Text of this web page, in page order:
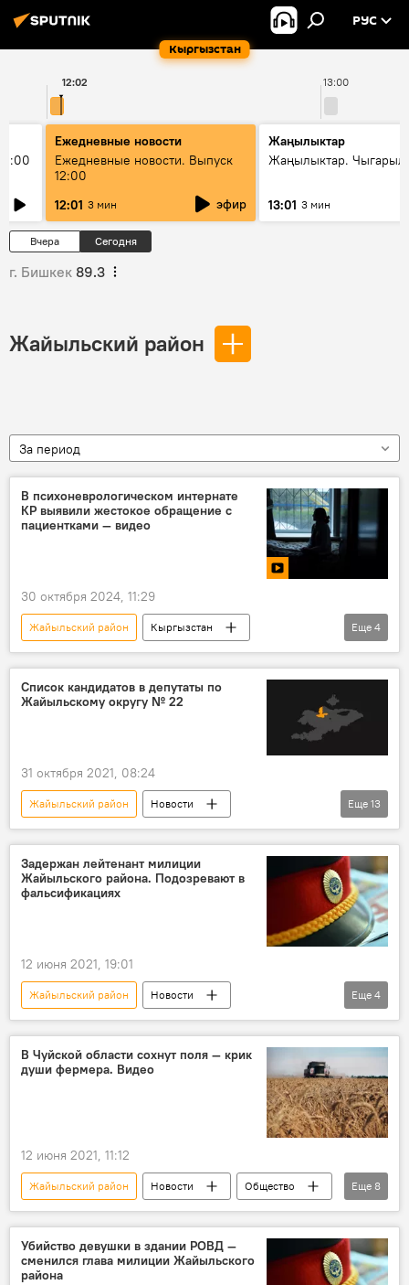
Кыргызстан
РУС
13:00
12:02
Ежедневные новости
Ежедневные новости. Выпуск
12:00
12:01 3 мин эфир
Жаңылыктар
Жаңылыктар.
13:01 3 мин
Вчера Сегодня
г. Бишкек 89.3
Жайыльский район
За период
В психоневрологическом интернате
КР выявили жестокое обращение с
пациентками — видео
30 октября 2024, 11:29
Жайыльский район
Кыргызстан
интернат
пациенты
жестокость
Национальный центр по предупреждению пыток
видео
Еще 4
Список кандидатов в депутаты по
Жайыльскому округу № 22
31 октября 2021, 08:24
Жайыльский район
Новости
Кыргызстан
Политика
Выборы депутатов ЖК КР в 2021 году
Выборы в Киргизии — 2021
Списки кандидатов в депутаты Жогорку Кенеша — 2021
Выборы в парламент Кыргызстана — 2021
Выборы в Жогорку Кенеш 2021
Выборы депутатов Жогорку Кенеша по новым правилам
округ
выборы
депутат
Жогорку Кенеш
Еще 13
Задержан лейтенант милиции
Жайыльского района. Подозревают в
фальсификациях
12 июня 2021, 19:01
Жайыльский район
Новости
Кыргызстан
Происшествия
ГКНБ
задержание
Еще 4
В Чуйской области сохнут поля — крик
души фермера. Видео
12 июня 2021, 11:12
Жайыльский район Новости
Общество
Кыргызстан
Пресс-центр
Пресс-видео
вода
нехватка
Поля
фермер видео
Еще 8
Убийство девушки в здании РОВД —
сменился глава милиции Жайыльского
района